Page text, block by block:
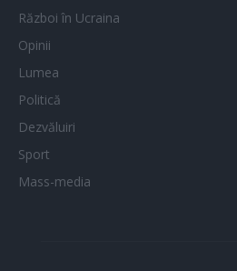
Război în Ucraina
Opinii
Lumea
Politică
Dezvăluiri
Sport
Mass-media